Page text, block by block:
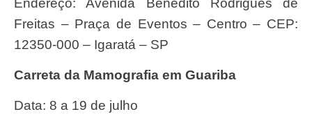
Freitas – Praça de Eventos – Centro – CEP:
12350-000 – Igaratá – SP
Carreta da Mamografia em Guariba
Data: 8 a 19 de julho